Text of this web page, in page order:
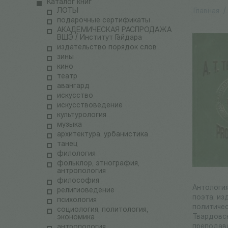
Каталог книг
ЛОТЫ
подарочные сертификаты
АКАДЕМИЧЕСКАЯ РАСПРОДАЖА
ВШЭ / Институт Гайдара
издательство порядок слов
зины
кино
театр
авангард
искусство
искусствоведение
культурология
музыка
архитектура, урбанистика
танец
филология
фольклор, этнография,
антропология
философия
религиоведение
психология
социология, политология,
экономика
поэта,